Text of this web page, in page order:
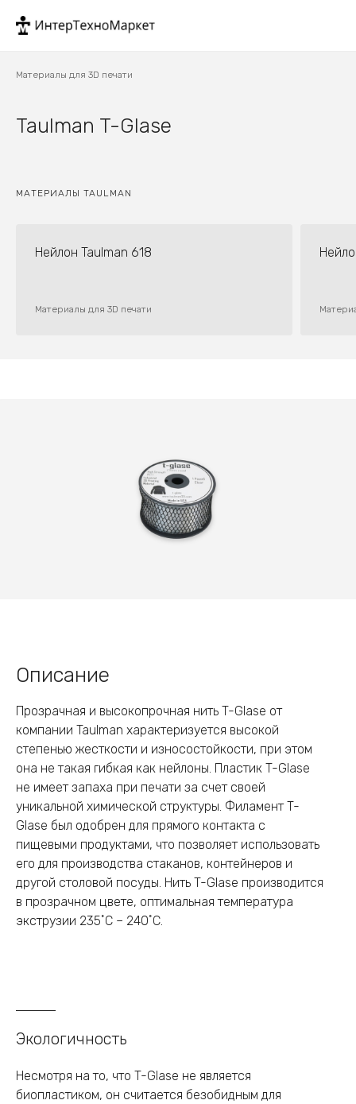
Материалы для 3D печати
Taulman T-Glase
МАТЕРИАЛЫ TAULMAN
Нейлон Taulman 618
Материалы для 3D печати
Описание
Прозрачная и высокопрочная нить T-Glase от
компании Taulman характеризуется высокой
степенью жесткости и износостойкости, при этом
она не такая гибкая как нейлоны. Пластик T-Glase
не имеет запаха при печати за счет своей
уникальной химической структуры. Филамент T-
Glase был одобрен для прямого контакта с
пищевыми продуктами, что позволяет использовать
его для производства стаканов, контейнеров и
другой столовой посуды. Нить T-Glase производится
в прозрачном цвете, оптимальная температура
экструзии 235˚C – 240˚C.
Экологичность
Несмотря на то, что T-Glase не является
биопластиком, он считается безобидным для